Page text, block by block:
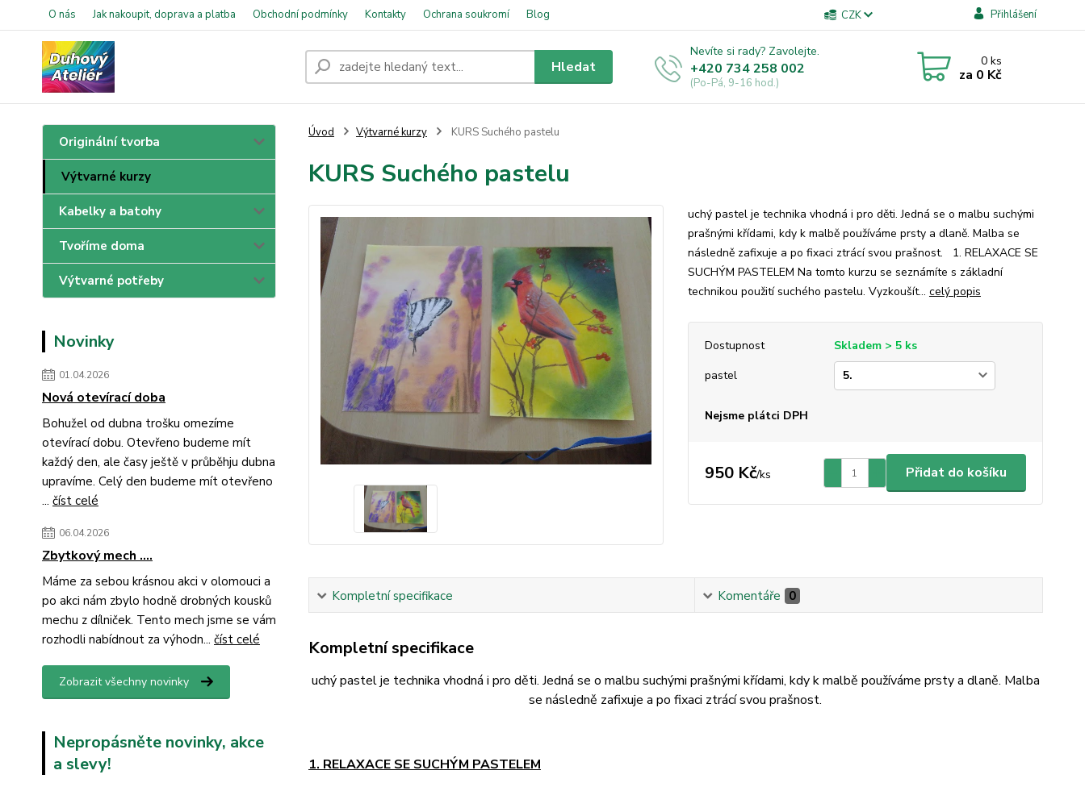
O nás Jak nakoupit, doprava a platba Obchodní podmínky Kontakty Ochrana soukromí Blog CZK Přihlášení
Hledat
Nevíte si rady? Zavolejte.
+420 734 258 002
(Po-Pá, 9-16 hod.)
0ks
za 0 Kč
Originální tvorba
Výtvarné kurzy
Kabelky a batohy
Tvoříme doma
Výtvarné potřeby
Novinky
01.04.2026
Nová otevírací doba
Bohužel od dubna trošku omezíme
otevírací dobu. Otevřeno budeme mít
každý den, ale časy ještě v průběhju dubna
upravíme. Celý den budeme mít otevřeno
... číst celé
06.04.2026
Zbytkový mech ....
Máme za sebou krásnou akci v olomouci a
po akci nám zbylo hodně drobných kousků
mechu z dílniček. Tento mech jsme se vám
rozhodli nabídnout za výhodn... číst celé
Zobrazit všechny novinky
Nepropásněte novinky, akce
a slevy!
Úvod Výtvarné kurzy KURS Suchého pastelu
KURS Suchého pastelu
uchý pastel je technika vhodná i pro děti. Jedná se o malbu suchými
prašnými křídami, kdy k malbě používáme prsty a dlaně. Malba se
následně zafixuje a po fixaci ztrácí svou prašnost. 1. RELAXACE SE
SUCHÝM PASTELEM Na tomto kurzu se seznámíte s základní
technikou použití suchého pastelu. Vyzkoušít... celý popis
Dostupnost
Skladem > 5 ks
pastel
Nejsme plátci DPH
950 Kč/ks Přidat do košíku
Kompletní specifikace Komentáře 0
Kompletní specifikace
uchý pastel je technika vhodná i pro děti. Jedná se o malbu suchými prašnými křídami, kdy k malbě používáme prsty a dlaně. Malba
se následně zafixuje a po fixaci ztrácí svou prašnost.
1. RELAXACE SE SUCHÝM PASTELEM